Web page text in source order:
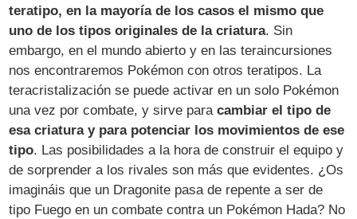
teratipo, en la mayoría de los casos el mismo que
uno de los tipos originales de la criatura. Sin
embargo, en el mundo abierto y en las teraincursiones
nos encontraremos Pokémon con otros teratipos. La
teracristalización se puede activar en un solo Pokémon
una vez por combate, y sirve paracambiar el tipo de
esa criatura y para potenciar los movimientos de ese
tipo. Las posibilidades a la hora de construir el equipo y
de sorprender a los rivales son más que evidentes. ¿Os
imagináis que un Dragonite pasa de repente a ser de
tipo Fuego en un combate contra un Pokémon Hada? No